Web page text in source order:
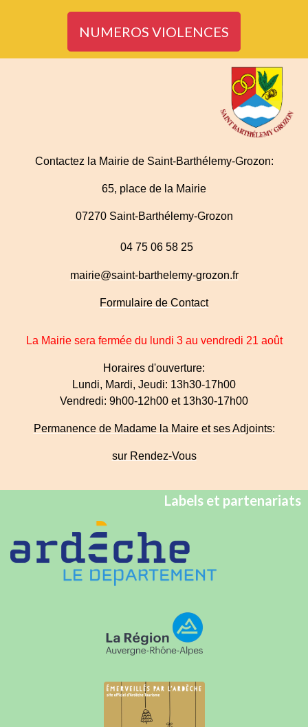
NUMEROS VIOLENCES
Contactez la Mairie de Saint-Barthélemy-Grozon:
65, place de la Mairie
07270 Saint-Barthélemy-Grozon
04 75 06 58 25
mairie@saint-barthelemy-grozon.fr
Formulaire de Contact
La Mairie sera fermée du lundi 3 au vendredi 21 août
Horaires d'ouverture:
Lundi, Mardi, Jeudi: 13h30-17h00
Vendredi: 9h00-12h00 et 13h30-17h00
Permanence de Madame la Maire et ses Adjoints:
sur Rendez-Vous
Labels et partenariats